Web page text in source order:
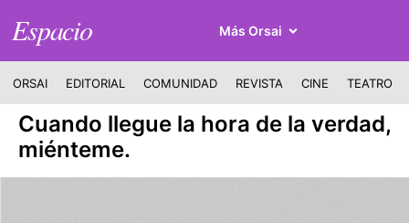
Espacio Más Orsai
ORSAI EDITORIAL COMUNIDAD REVISTA CINE TEATRO
Cuando llegue la hora de la verdad,
miénteme.